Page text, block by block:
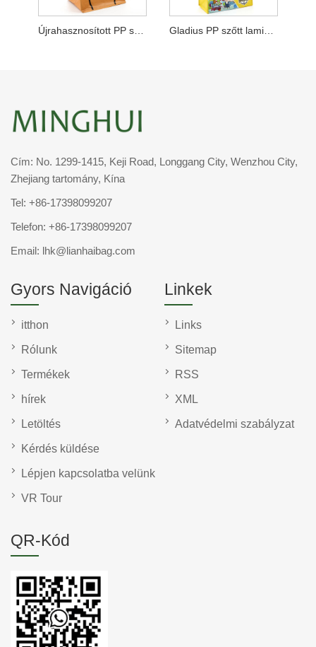
Újrahasznosított PP szőtt ebédtáska
Cím: No. 1299-1415, Keji Road, Longgang City, Wenzhou City,
Zhejiang tartomány, Kína
Tel: +86-17398099207
Telefon: +86-17398099207
Email: lhk@lianhaibag.com
Gyors Navigáció
itthon
Rólunk
Termékek
hírek
Letöltés
Kérdés küldése
Lépjen kapcsolatba velünk
VR Tour
Linkek
Links
Sitemap
RSS
XML
Adatvédelmi szabályzat
QR-Kód